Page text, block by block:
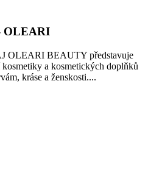
OLEARI
OLEARI BEAUTY představuje
a kosmetických doplňků
kráse a ženskosti....